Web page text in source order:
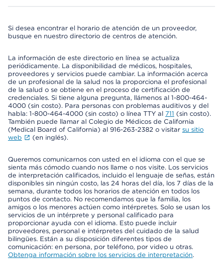
Si desea encontrar el horario de atención de un proveedor,
busque en nuestro directorio de centros de atención.
La información de este directorio en línea se actualiza
periódicamente. La disponibilidad de médicos, hospitales,
proveedores y servicios puede cambiar. La información acerca
de un profesional de la salud nos la proporciona el profesional
de la salud o se obtiene en el proceso de certificación de
credenciales. Si tiene alguna pregunta, llámenos al 1-800-464-
4000 (sin costo). Para personas con problemas auditivos y del
habla: 1-800-464-4000 (sin costo) o línea TTY al 711 (sin costo).
También puede llamar al Colegio de Médicos de California
(Medical Board of California) al 916-263-2382 o visitar su sitio
web
(en inglés).
Queremos comunicarnos con usted en el idioma con el que se
sienta más cómodo cuando nos llame o nos visite. Los servicios
de interpretación calificados, incluido el lenguaje de señas, están
disponibles sin ningún costo, las 24 horas del día, los 7 días de la
semana, durante todos los horarios de atención en todos los
puntos de contacto. No recomendamos que la familia, los
amigos o los menores actúen como intérpretes. Solo se usan los
servicios de un intérprete y personal calificado para
proporcionar ayuda con el idioma. Esto puede incluir
proveedores, personal e intérpretes del cuidado de la salud
bilingües. Están a su disposición diferentes tipos de
comunicación: en persona, por teléfono, por video u otras.
Obtenga información sobre los servicios de interpretación.